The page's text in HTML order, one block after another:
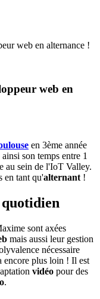
web en alternance !
web en
en 3ème année
son temps entre 1
au sein de l'IoT Valley.
en tant qu'alternant!
quotidien
sont axées
mais aussi leur gestion
nécessaire
encore plus loin ! Il est
vidéo pour des
.